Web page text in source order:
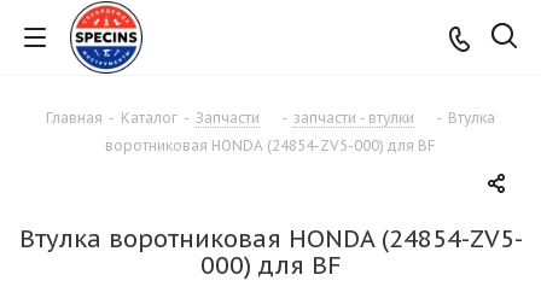
Главная - Каталог - Запчасти - запчасти - втулки - Втулка
воротниковая HONDA (24854-ZV5-000) для BF
Втулка воротниковая HONDA (24854-ZV5-
000) для BF